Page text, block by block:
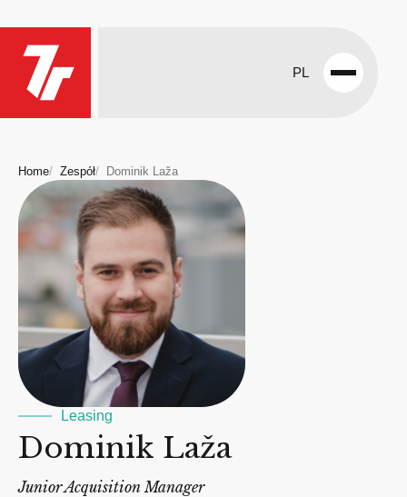
PL
Open
Home Zespół Dominik Laža
Leasing
Dominik Laža
Junior Acquisition Manager